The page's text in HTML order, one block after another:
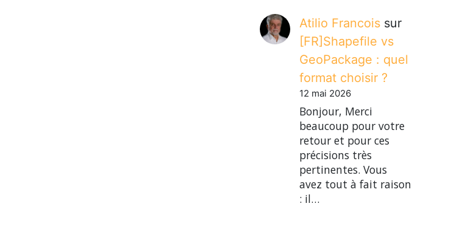
Atilio Francois sur
[FR]Shapefile vs
GeoPackage : quel
format choisir ?
12 mai 2026
Bonjour, Merci
beaucoup pour votre
retour et pour ces
précisions très
pertinentes. Vous
avez tout à fait raison
: il…